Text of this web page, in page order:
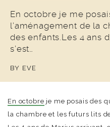
COUP DE COEUR
En octobre je me
l’aménagement de la
des enfants.Les 4 ans
s’est…
BY EVE
En octobre je me posais des
la chambre et les futurs lits